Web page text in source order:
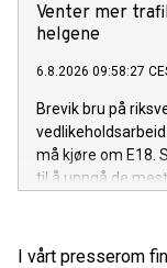
Venter mer
helgene
6.8.2026 09:58:27
Brevik bru på
må kjøre om E18.
til å unngå de
I vårt presserom